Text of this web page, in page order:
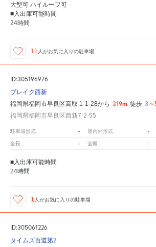
大型可 ハイルーフ可
■入出庫可能時間
24時間
11 人がお気に入りの駐車場
ID:305196976
ブレイク西新
福岡県福岡市早良区高取 1-1-28から 219m 徒歩 3～
福岡県福岡市早良区西新7-2-55
駐車場形式 - 屋内外形式 -
全長 - 全幅 -
■入出庫可能時間
24時間
1 人がお気に入りの駐車場
ID:305061226
タイムズ百道第2